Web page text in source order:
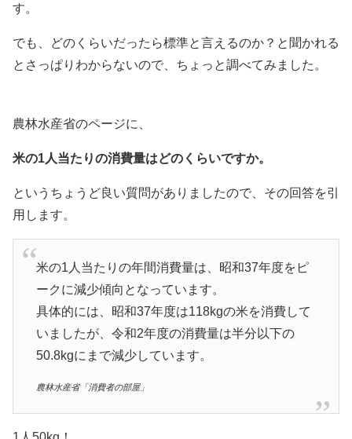
す。
でも、どのくらいだったら標準と言えるのか？と聞かれる
とさっぱりわからないので、ちょっと調べてみました。
農林水産省のページに、
米の1人当たりの消費量はどのくらいですか。
というちょうど良い質問がありましたので、その回答を引
用します。
米の1人当たりの年間消費量は、昭和37年度をピ
ークに減少傾向となっています。
具体的には、昭和37年度は118kgの米を消費して
いましたが、令和2年度の消費量は半分以下の
50.8kgにまで減少しています。
農林水産省「消費者の部屋」